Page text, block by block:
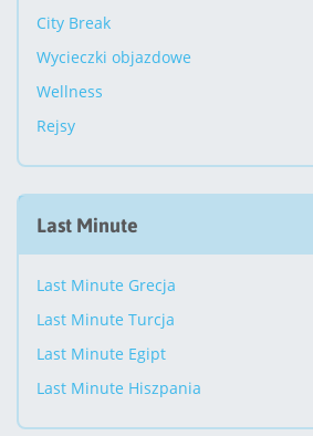
City Break
Wycieczki objazdowe
Wellness
Rejsy
Last Minute
Last Minute Grecja
Last Minute Turcja
Last Minute Egipt
Last Minute Hiszpania